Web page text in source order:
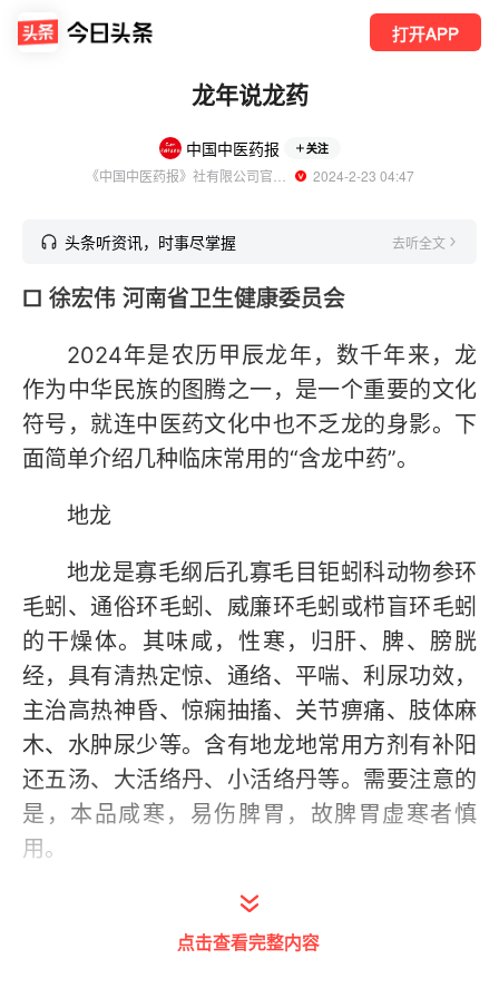
打开APP
龙年说龙药
中国中医药报 关注
  2024-2-23 04:47
头条听资讯，时事尽掌握 去听全文
□ 徐宏伟 河南省卫生健康委员会
2024年是农历甲辰龙年，数千年来，龙
作为中华民族的图腾之一，是一个重要的文化
符号，就连中医药文化中也不乏龙的身影。下
面简单介绍几种临床常用的“含龙中药”。
地龙
地龙是寡毛纲后孔寡毛目钜蚓科动物参环
毛蚓、通俗环毛蚓、威廉环毛蚓或栉盲环毛蚓
的干燥体。其味咸，性寒，归肝、脾、膀胱
经，具有清热定惊、通络、平喘、利尿功效，
主治高热神昏、惊痫抽搐、关节痹痛、肢体麻
木、水肿尿少等。含有地龙地常用方剂有补阳
还五汤、大活络丹、小活络丹等。需要注意的
是，本品咸寒，易伤脾胃，故脾胃虚寒者慎
用。
点击查看完整内容